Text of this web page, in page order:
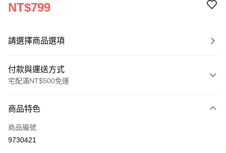
NT$799
請選擇商品選項
付款與運送方式
宅配滿NT$500免運
信用卡一次付款
Apple Pay
商品特色
商品編號
9730421